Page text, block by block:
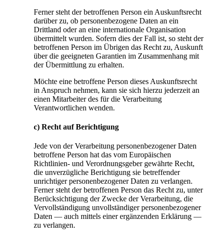
Ferner steht der betroffenen Person ein Auskunftsrecht
darüber zu, ob personenbezogene Daten an ein
Drittland oder an eine internationale Organisation
übermittelt wurden. Sofern dies der Fall ist, so steht der
betroffenen Person im Übrigen das Recht zu, Auskunft
über die geeigneten Garantien im Zusammenhang mit
der Übermittlung zu erhalten.
Möchte eine betroffene Person dieses Auskunftsrecht
in Anspruch nehmen, kann sie sich hierzu jederzeit an
einen Mitarbeiter des für die Verarbeitung
Verantwortlichen wenden.
c) Recht auf Berichtigung
Jede von der Verarbeitung personenbezogener Daten
betroffene Person hat das vom Europäischen
Richtlinien- und Verordnungsgeber gewährte Recht,
die unverzügliche Berichtigung sie betreffender
unrichtiger personenbezogener Daten zu verlangen.
Ferner steht der betroffenen Person das Recht zu, unter
Berücksichtigung der Zwecke der Verarbeitung, die
Vervollständigung unvollständiger personenbezogener
Daten — auch mittels einer ergänzenden Erklärung —
zu verlangen.